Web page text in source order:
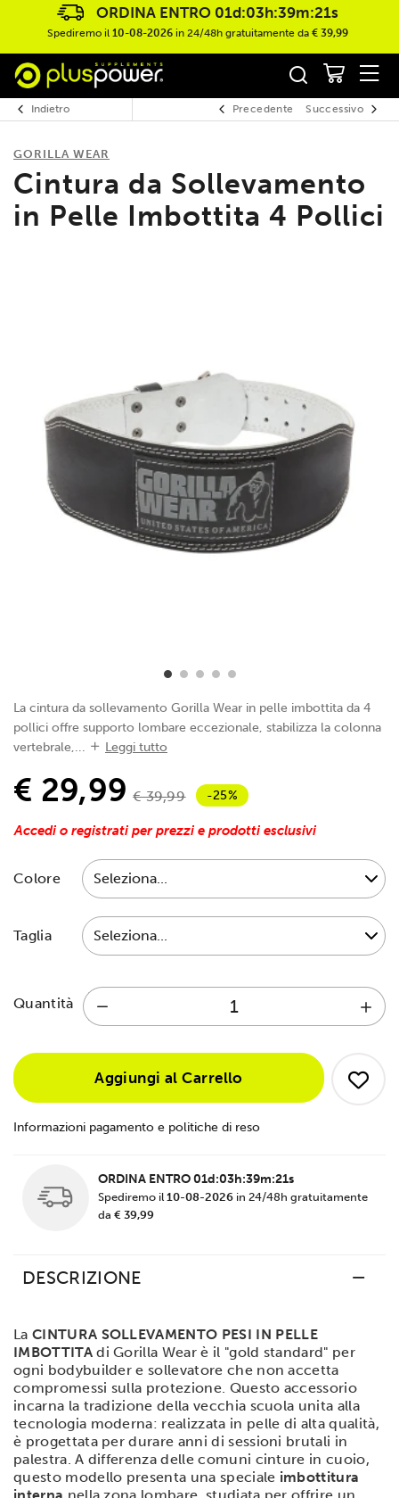
ORDINA ENTRO 01d:03h:39m:21s
Spediremo il 10-08-2026in 24/48h gratuitamente da € 39,99
Indietro Precedente Successivo
GORILLA WEAR
Cintura da Sollevamento
in Pelle Imbottita 4 Pollici
La cintura da sollevamento Gorilla Wear in pelle imbottita da 4
pollici offre supporto lombare eccezionale, stabilizza la colonna
vertebrale,...
Leggi tutto
€ 29,99 € 39,99 -25%
Accedi o registrati per prezzi e prodotti esclusivi
Colore
Taglia
Quantità
Aggiungi al Carrello
Informazioni pagamento e politiche di reso
ORDINA ENTRO01d:03h:39m:21s
Spediremo il 10-08-2026 in 24/48h gratuitamente
da € 39,99
DESCRIZIONE
La CINTURA SOLLEVAMENTO PESI IN PELLE
IMBOTTITAdi Gorilla Wear è il "gold standard" per
ogni bodybuilder e sollevatore che non accetta
compromessi sulla protezione. Questo accessorio
incarna la tradizione della vecchia scuola unita alla
tecnologia moderna: realizzata in pelle di alta qualità,
è progettata per durare anni di sessioni brutali in
palestra. A differenza delle comuni cinture in cuoio,
questo modello presenta una speciale imbottitura
interna nella zona lombare, studiata per offrire un